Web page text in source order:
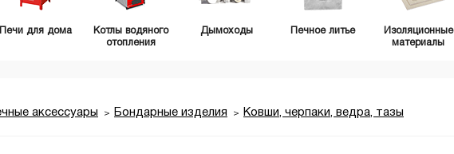
Печи для дома
Котлы водяного
отопления
Дымоходы Печное литье
Изоляционные
материалы
аксессуары Бондарные изделия Ковши, черпаки, ведра, тазы